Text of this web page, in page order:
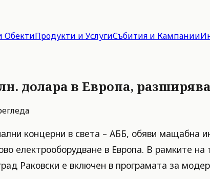
ОбектиПродукти и УслугиСъбития и Кампании
долара в Европа,
концерни в света – АББ, обяви мащабна
електрооборудване в Европа. В рамките
Раковски е включен в програмата за